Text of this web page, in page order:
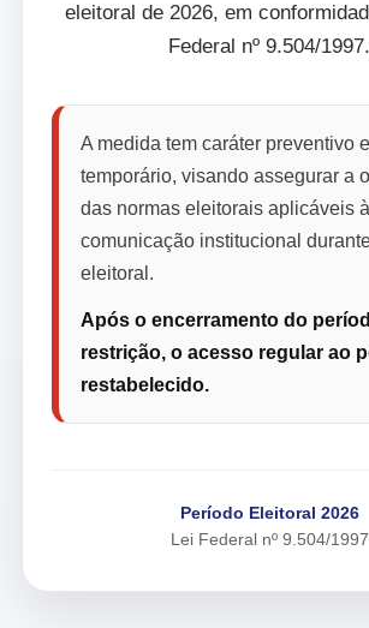
eleitoral de 2026, em
Federal nº 9.504/1997.
A medida tem caráter preventivo e
temporário, visando assegurar a
das normas eleitorais aplicáveis à
comunicação institucional
eleitoral.
Após o encerramento do
restrição, o acesso regular ao
restabelecido.
Período Eleitoral 2026
Lei Federal nº 9.504/1997